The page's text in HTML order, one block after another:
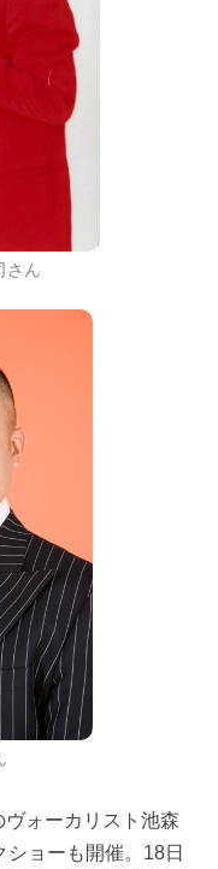
さん
ォーカリスト池森
ョーも開催。18日